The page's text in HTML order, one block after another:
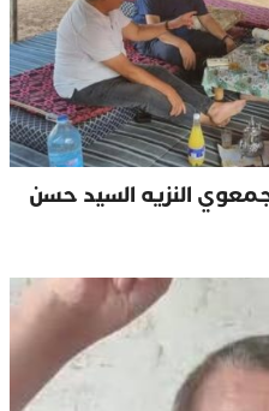
النزيه السيد حسن